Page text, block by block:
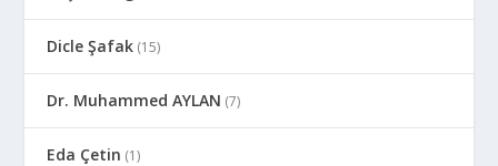
Dicle Şafak (15)
Dr. Muhammed AYLAN (7)
Eda Çetin (1)